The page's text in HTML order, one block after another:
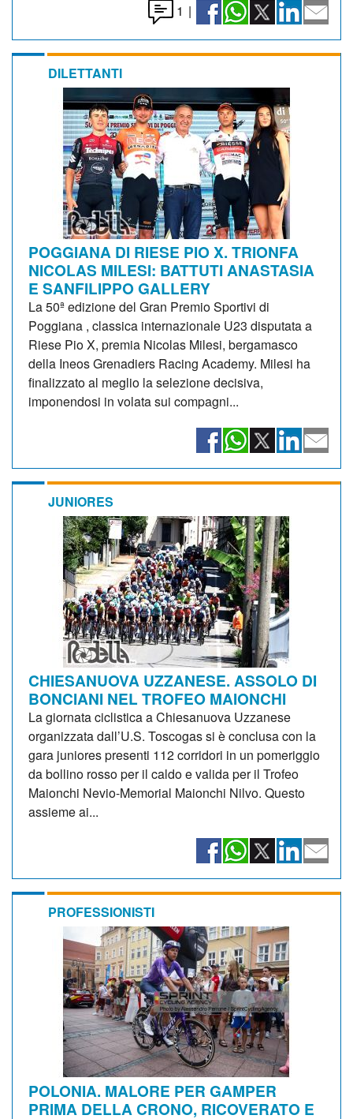
1 |
DILETTANTI
POGGIANA DI RIESE PIO X. TRIONFA
NICOLAS MILESI: BATTUTI ANASTASIA
E SANFILIPPO GALLERY
La 50ª edizione del Gran Premio Sportivi di
Poggiana , classica internazionale U23 disputata a
Riese Pio X, premia Nicolas Milesi, bergamasco
della Ineos Grenadiers Racing Academy. Milesi ha
finalizzato al meglio la selezione decisiva,
imponendosi in volata sui compagni...
JUNIORES
CHIESANUOVA UZZANESE. ASSOLO DI
BONCIANI NEL TROFEO MAIONCHI
La giornata ciclistica a Chiesanuova Uzzanese
organizzata dall’U.S. Toscogas si è conclusa con la
gara juniores presenti 112 corridori in un pomeriggio
da bollino rosso per il caldo e valida per il Trofeo
Maionchi Nevio-Memorial Maionchi Nilvo. Questo
assieme ai...
PROFESSIONISTI
POLONIA. MALORE PER GAMPER
PRIMA DELLA CRONO, RICOVERATO E